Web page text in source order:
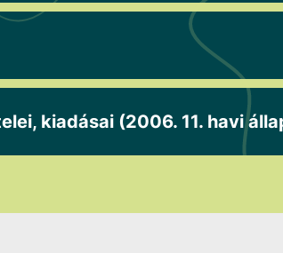
kiadásai (2006. 11. havi